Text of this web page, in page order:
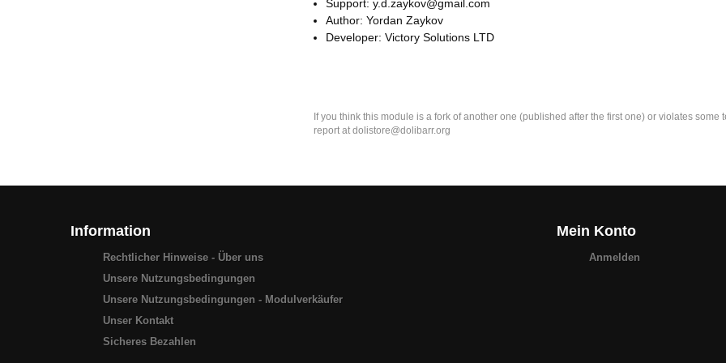
Support: y.d.zaykov@gmail.com
Author: Yordan Zaykov
Developer: Victory Solutions LTD
If you think this module is a fork of another one (published after the first one) or violates
report at dolistore@dolibarr.org
Information
Rechtlicher Hinweise - Über uns
Unsere Nutzungsbedingungen
Unsere Nutzungsbedingungen - Modulverkäufer
Unser Kontakt
Sicheres Bezahlen
Mein Konto
Anmelden